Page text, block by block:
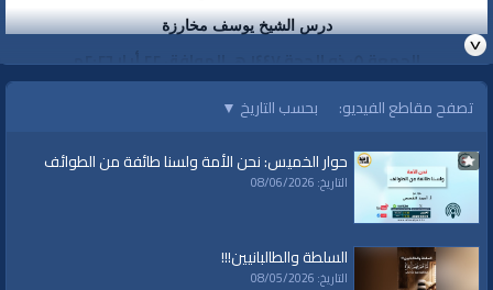
درس الشيخ يوسف مخارزة
الجمعة ٠٥ ذو الحجة ١٤٤٧ هـ الموافق ٢٢ أيار ٢٠٢٦م
خطب ودروس
خطب ودروس»دروس منوعة
قنوات:
برامج الواقية
تصفح مقاطع الفيديو: بحسب التاريخ ▼
حوار الخميس: نحن الأمة ولسنا طائفة من الطوائف
التاريخ: 08/06/2026
السلطة والطالبانيين!!!
التاريخ: 08/05/2026